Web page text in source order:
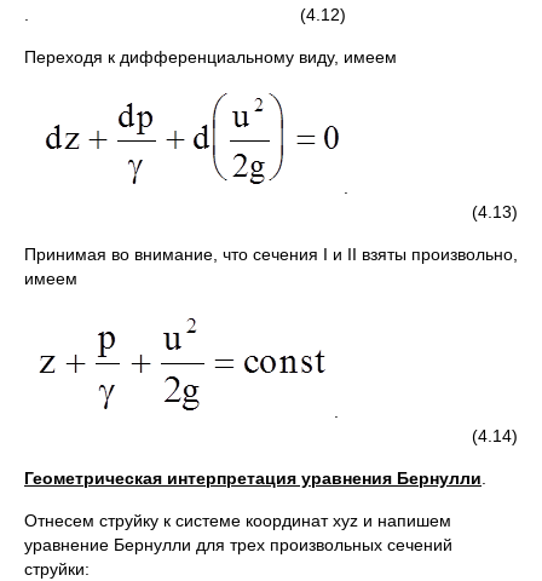
. (4.12)
Переходя к дифференциальному виду, имеем
.
(4.13)
Принимая во внимание, что сечения I и II взяты произвольно,
имеем
.
(4.14)
Геометрическая интерпретация уравнения Бернулли.
Отнесем струйку к системе координат xyz и напишем
уравнение Бернулли для трех произвольных сечений
струйки: